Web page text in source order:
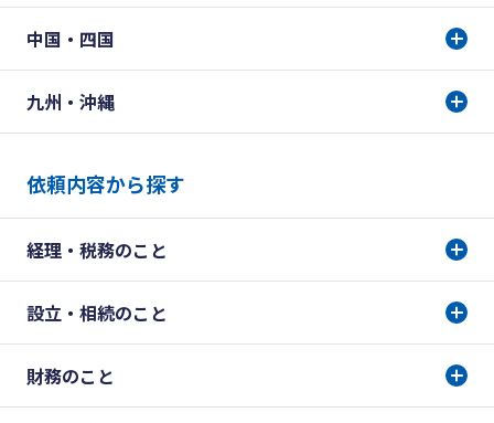
中国・四国
九州・沖縄
依頼内容から探す
経理・税務のこと
設立・相続のこと
財務のこと